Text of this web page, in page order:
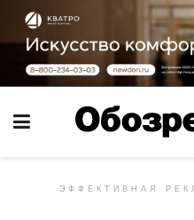
ЭФФЕКТИВНАЯ